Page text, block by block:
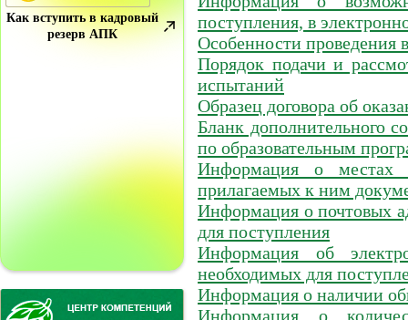
Как вступить в кадровый
резерв АПК
поступления, в
Особенности проведения
Порядок подачи и
испытаний
Образец договора об
Бланк дополнительного
по образовательным
Информация о местах
прилагаемых к ним
Информация о почтовых
для поступления
Информация об
необходимых для
Информация о наличии
Информация о